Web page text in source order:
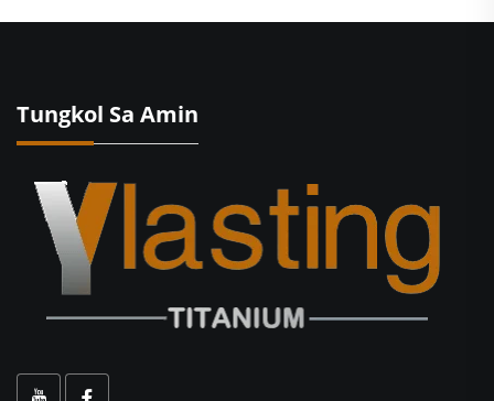
Tungkol Sa Amin